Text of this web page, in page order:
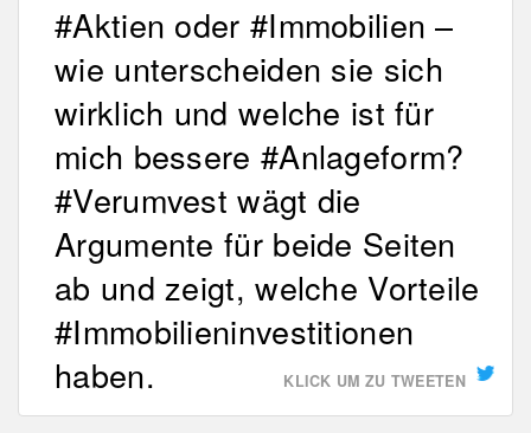
#Aktien oder #Immobilien –
wie unterscheiden sie sich
wirklich und welche ist für
mich bessere #Anlageform?
#Verumvest wägt die
Argumente für beide Seiten
ab und zeigt, welche Vorteile
#Immobilieninvestitionen
haben.
KLICK UM ZU TWEETEN